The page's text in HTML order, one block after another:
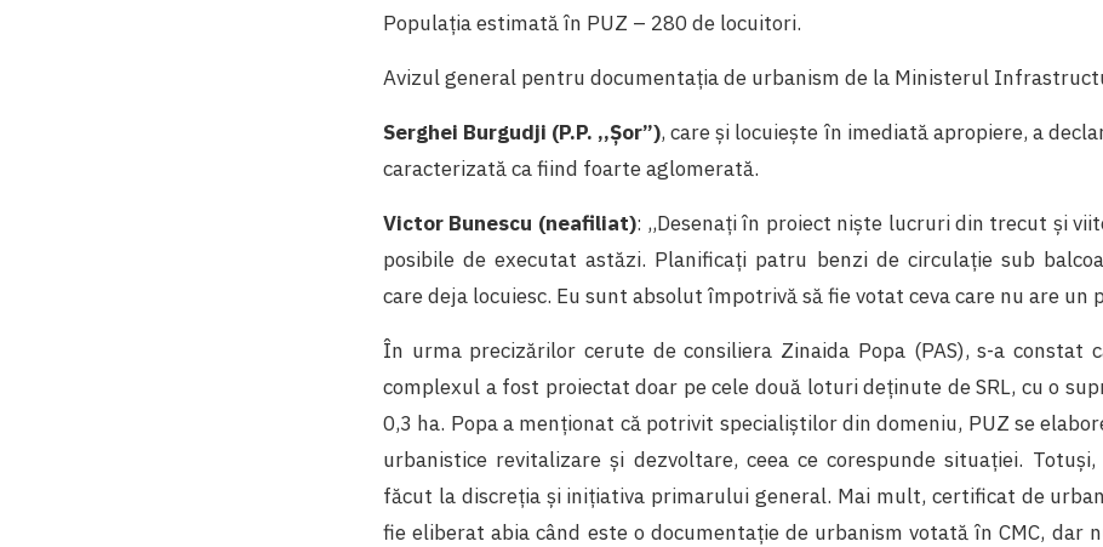
Populația estimată în PUZ – 280 de locuitori.
Avizul general pentru documentația de urbanism de la Ministerul
Serghei Burgudji (P.P. ,,Șor”), care și locuiește în imediată apropiere, a
caracterizată ca fiind foarte aglomerată.
Victor Bunescu (neafiliat): ,,Desenați în proiect niște lucruri din trecut și
posibile de executat astăzi. Planificați patru benzi de circulație sub
care deja locuiesc. Eu sunt absolut împotrivă să fie votat ceva care nu are un
În urma precizărilor cerute de consiliera Zinaida Popa (PAS), s-a constat
complexul a fost proiectat doar pe cele două loturi deținute de SRL, cu o
0,3 ha. Popa a menționat că potrivit specialiștilor din domeniu, PUZ se
urbanistice revitalizare și dezvoltare, ceea ce corespunde situației.
făcut la discreția și inițiativa primarului general. Mai mult, certificat de
fie eliberat abia când este o documentație de urbanism votată în CMC, dar